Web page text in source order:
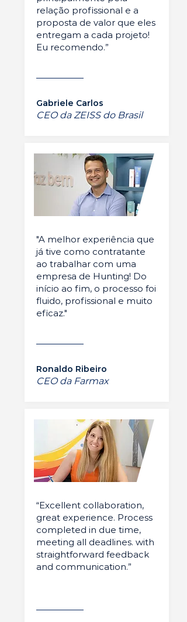
relação profissional e a
proposta de valor que eles
entregam a cada projeto!
Eu recomendo.”
Gabriele Carlos
CEO da ZEISS do Brasil
"A melhor experiência que
já tive como contratante
ao trabalhar com uma
empresa de Hunting! Do
início ao fim, o processo foi
fluido, profissional e muito
eficaz."
Ronaldo Ribeiro
CEO da Farmax
“Excellent collaboration,
great experience. Process
completed in due time,
meeting all deadlines. with
straightforward feedback
and communication.”